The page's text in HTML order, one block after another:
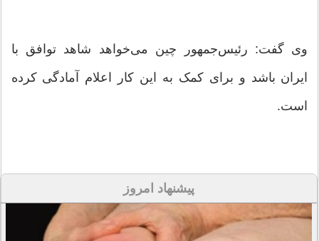
وی گفت: رئیس‌جمهور چین می‌خواهد شاهد توافق با
ایران باشد و برای کمک به این کار اعلام آمادگی کرده
است.
پیشنهاد امروز